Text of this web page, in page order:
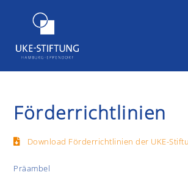
Förderrichtlinien
Download Förderrichtlinien der UKE-
Präambel